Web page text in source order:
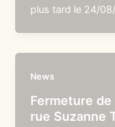
plus tard le 24/
News
Fermeture
rue Suzanne